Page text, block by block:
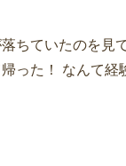
ちていたのを見
った！ なんて経